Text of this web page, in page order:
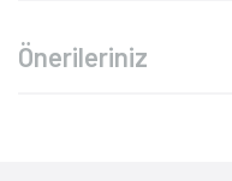
Önerileriniz